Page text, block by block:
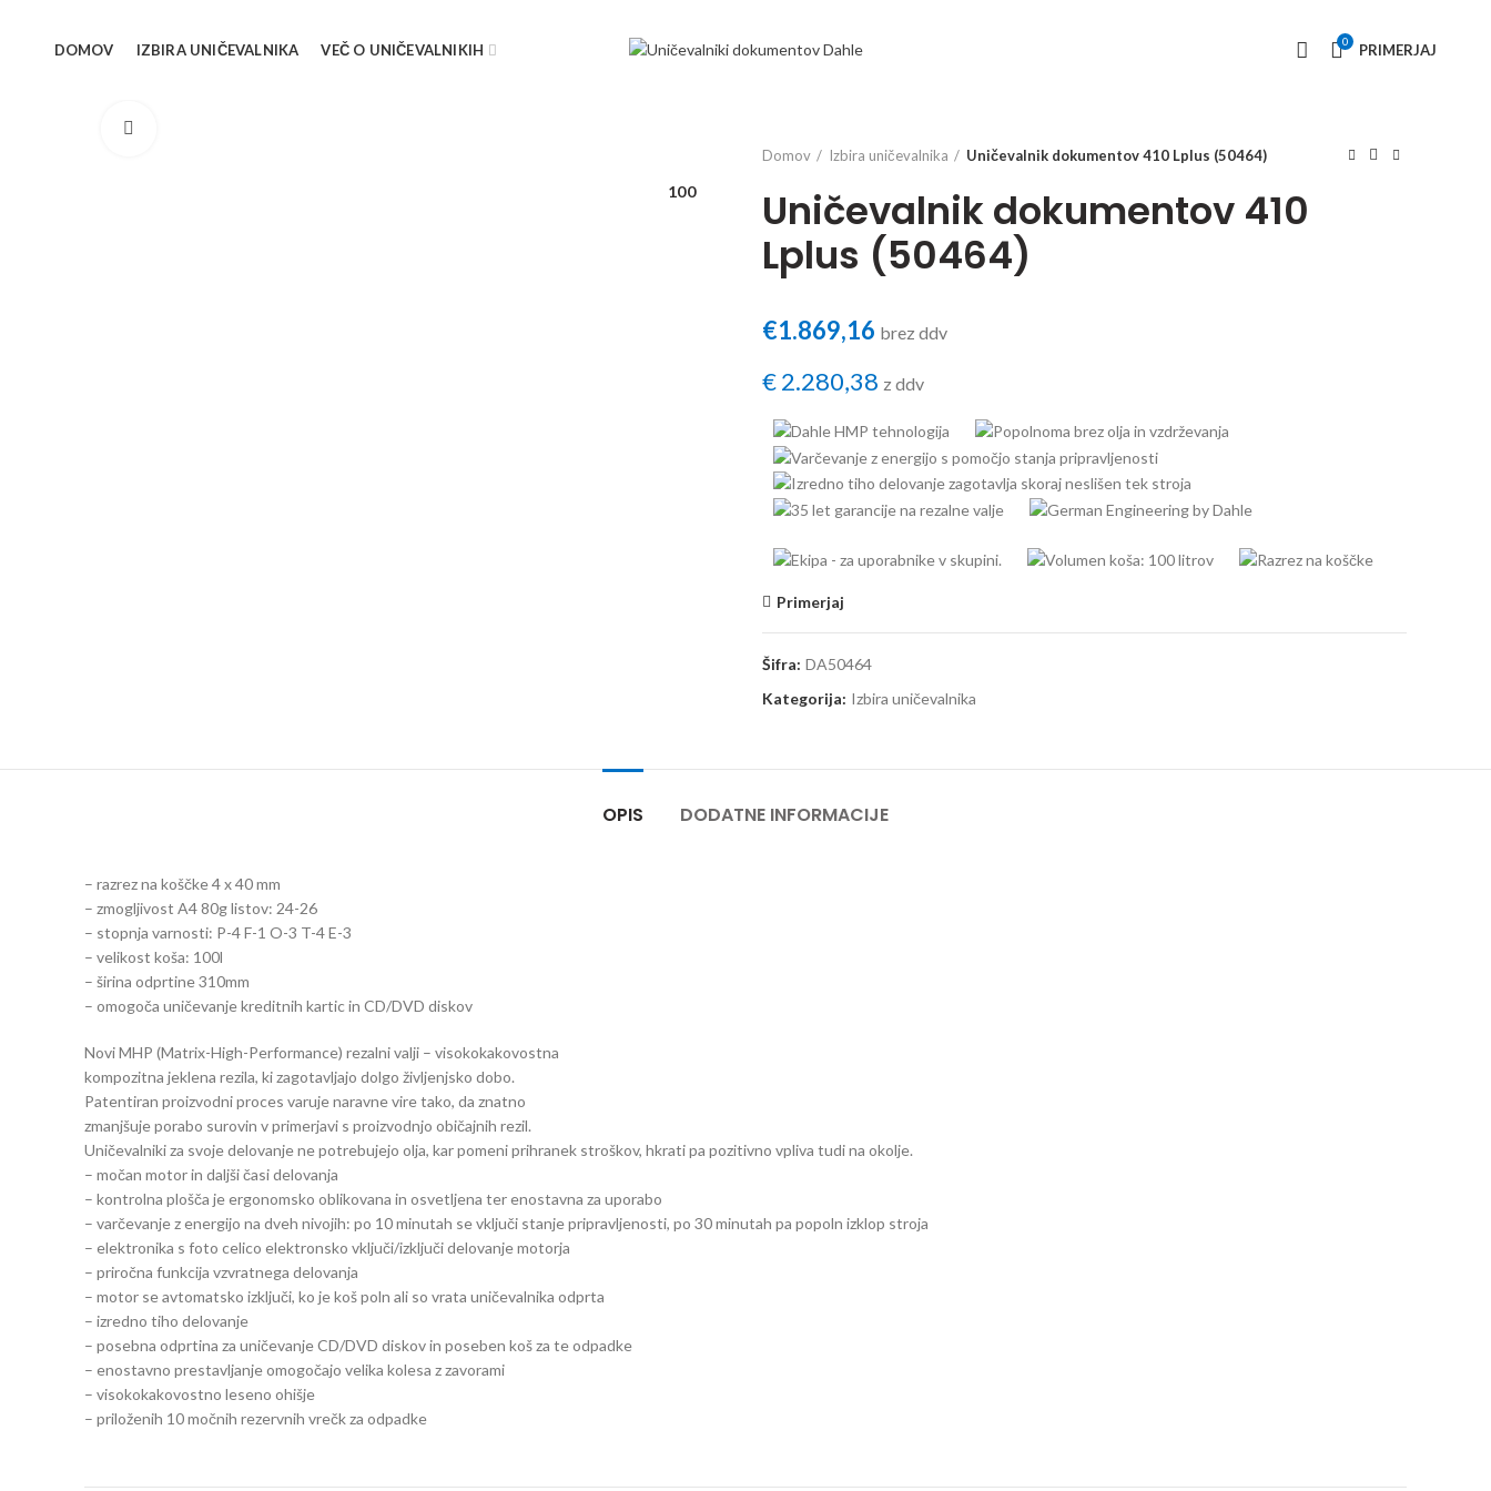
DOMOV IZBIRA UNIČEVALNIKA VEČ O UNIČEVALNIKIH 0 PRIMERJAJ
100
Domov
Izbira uničevalnika Uničevalnik dokumentov 410 Lplus (50464)
Uničevalnik dokumentov 410
Lplus (50464)
€1.869,16 brez ddv
€2.280,38 z ddv
Primerjaj
Šifra: DA50464
Kategorija: Izbira uničevalnika
OPIS DODATNE INFORMACIJE
– razrez na koščke 4 x 40 mm
– zmogljivost A4 80g listov: 24-26
– stopnja varnosti: P-4 F-1 O-3 T-4 E-3
– velikost koša: 100l
– širina odprtine 310mm
– omogoča uničevanje kreditnih kartic in CD/DVD diskov
Novi MHP (Matrix-High-Performance) rezalni valji – visokokakovostna
kompozitna jeklena rezila, ki zagotavljajo dolgo življenjsko dobo.
Patentiran proizvodni proces varuje naravne vire tako, da znatno
zmanjšuje porabo surovin v primerjavi s proizvodnjo običajnih rezil.
Uničevalniki za svoje delovanje ne potrebujejo olja, kar pomeni prihranek stroškov, hkrati pa pozitivno vpliva tudi na okolje.
– močan motor in daljši časi delovanja
– kontrolna plošča je ergonomsko oblikovana in osvetljena ter enostavna za uporabo
– varčevanje z energijo na dveh nivojih: po 10 minutah se vključi stanje pripravljenosti, po 30 minutah pa popoln izklop stroja
– elektronika s foto celico elektronsko vključi/izključi delovanje motorja
– priročna funkcija vzvratnega delovanja
– motor se avtomatsko izključi, ko je koš poln ali so vrata uničevalnika odprta
– izredno tiho delovanje
– posebna odprtina za uničevanje CD/DVD diskov in poseben koš za te odpadke
– enostavno prestavljanje omogočajo velika kolesa z zavorami
– visokokakovostno leseno ohišje
– priloženih 10 močnih rezervnih vrečk za odpadke